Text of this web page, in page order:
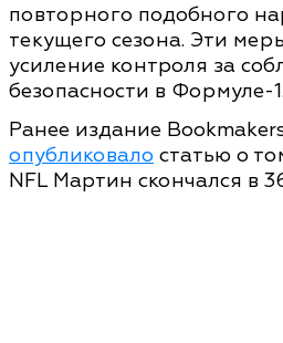
повторного подобного
текущего сезона. Эти
усиление контроля за
безопасности в Формуле-1.
Ранее издание
опубликовало статью о
NFL Мартин скончался в